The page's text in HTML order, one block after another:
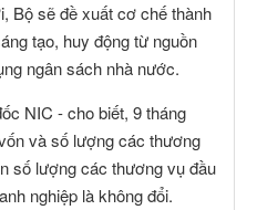
Bộ sẽ đề xuất cơ chế thành
tạo, huy động từ nguồn
ngân sách nhà nước.
NIC - cho biết, 9 tháng
và số lượng các thương
số lượng các thương vụ đầu
nghiệp là không đổi.